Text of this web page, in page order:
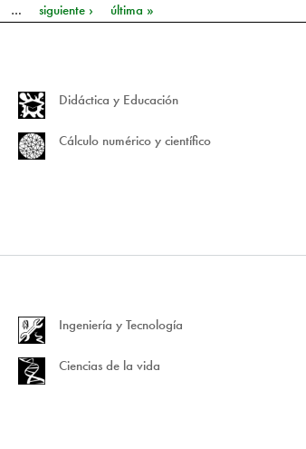
… siguiente › última »
Didáctica y Educación
Cálculo numérico y científico
Ingeniería y Tecnología
Ciencias de la vida